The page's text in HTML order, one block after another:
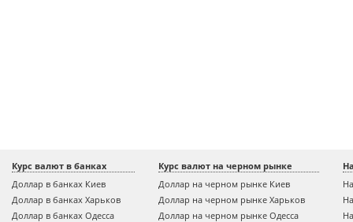
Курс валют в банках
Доллар в банках Киев
Доллар в банках Харьков
Доллар в банках Одесса
Курс валют на черном рынке
Доллар на черном рынке Киев
Доллар на черном рынке Харьков
Доллар на черном рынке Одесса